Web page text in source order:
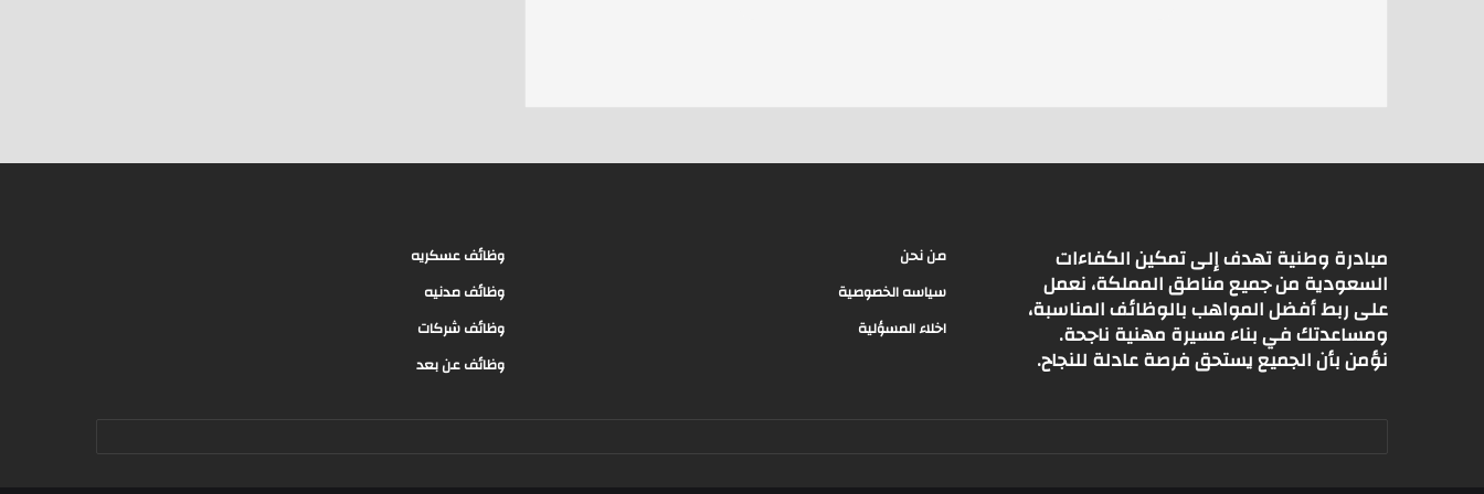
مبادرة وطنية تهدف إلى تمكين الكفاءات
السعودية من جميع مناطق المملكة، نعمل
على ربط أفضل المواهب بالوظائف المناسبة،
ومساعدتك في بناء مسيرة مهنية ناجحة.
نؤمن بأن الجميع يستحق فرصة عادلة للنجاح.
من نحن
سياسه الخصوصية
اخلاء المسؤلية
وظائف عسكريه
وظائف مدنيه
وظائف شركات
وظائف عن بعد